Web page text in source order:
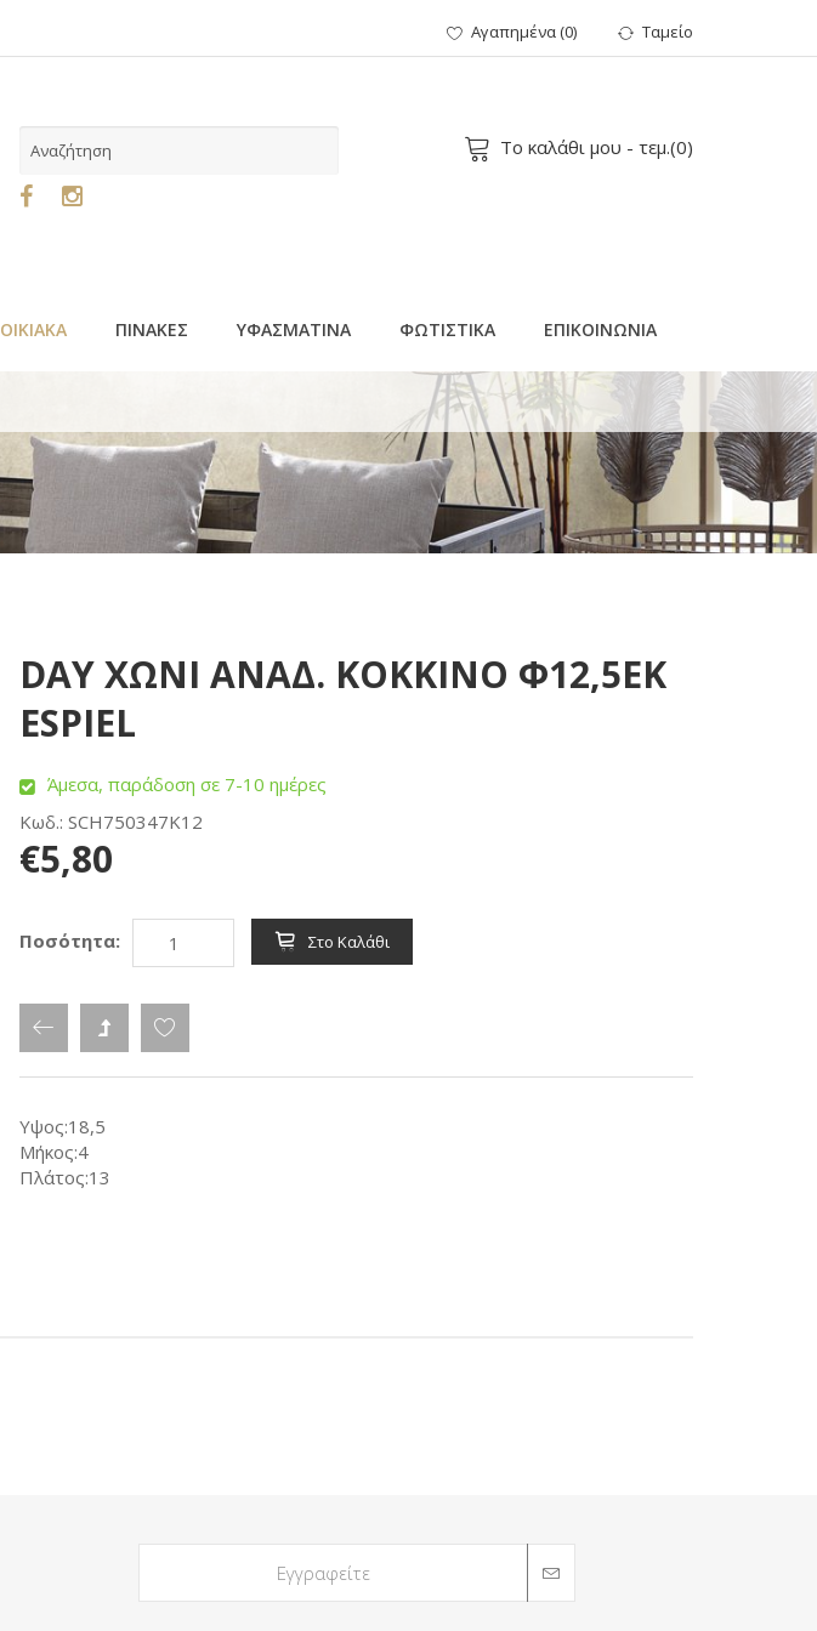
Αγαπημένα(0) Ταμείο
Το καλάθι μου - τεμ.(0)
ΟΙΚΙΑΚΑ ΠΙΝΑΚΕΣ ΥΦΑΣΜΑΤΙΝΑ ΦΩΤΙΣΤΙΚΑ ΕΠΙΚΟΙΝΩΝΙΑ
DAY ΧΩΝΙ ΑΝΑΔ. ΚΟΚΚΙΝΟ Φ12,5ΕΚ
ESPIEL
Άμεσα, παράδοση σε 7-10 ημέρες
Κωδ.: SCH750347K12
€5,80
Ποσότητα: Στο Καλάθι
Υψος:18,5
Μήκος:4
Πλάτος:13